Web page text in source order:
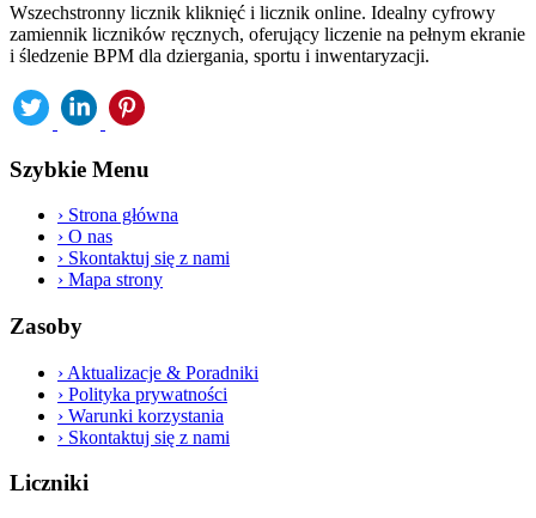
Wszechstronny licznik kliknięć i licznik online. Idealny cyfrowy
zamiennik liczników ręcznych, oferujący liczenie na pełnym ekranie
i śledzenie BPM dla dziergania, sportu i inwentaryzacji.
Szybkie Menu
› Strona główna
› O nas
› Skontaktuj się z nami
› Mapa strony
Zasoby
› Aktualizacje & Poradniki
› Polityka prywatności
› Warunki korzystania
› Skontaktuj się z nami
Liczniki